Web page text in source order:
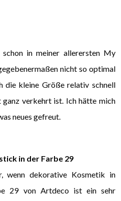
in meiner allerersten My
nicht so optimal
die kleine Größe relativ schnell
ganz verkehrt ist. Ich hätte mich
neues gefreut.
in der Farbe 29
wenn dekorative Kosmetik in
29 von Artdeco ist ein sehr